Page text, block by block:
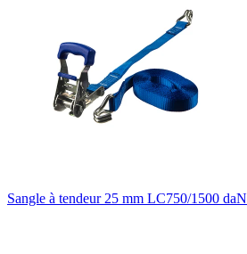
Sangle à tendeur 25 mm LC750/1500 daN